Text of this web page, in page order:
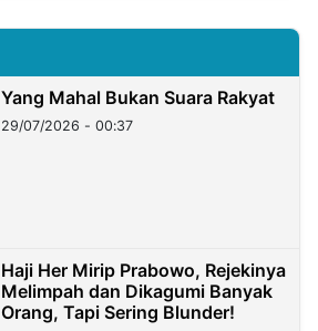
Yang Mahal Bukan Suara Rakyat
29/07/2026 - 00:37
Haji Her Mirip Prabowo, Rejekinya
Melimpah dan Dikagumi Banyak
Orang, Tapi Sering Blunder!